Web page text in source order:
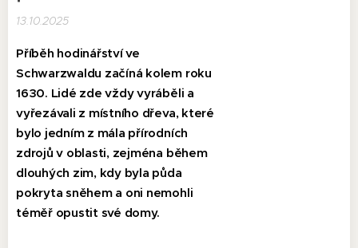
13.10.2025
Příběh hodinářství ve
Schwarzwaldu začíná kolem roku
1630. Lidé zde vždy vyráběli a
vyřezávali z místního dřeva, které
bylo jedním z mála přírodních
zdrojů v oblasti, zejména během
dlouhých zim, kdy byla půda
pokryta sněhem a oni nemohli
téměř opustit své domy.